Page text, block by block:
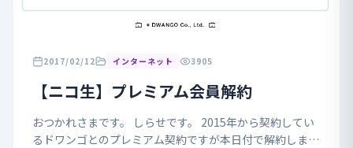
2017/02/12 インターネット 3905
【ニコ生】プレミアム会員解約
おつかれさまです。 しらせです。 2015年から契約してい
るドワンゴとのプレミアム契約ですが本日付で解約しまし